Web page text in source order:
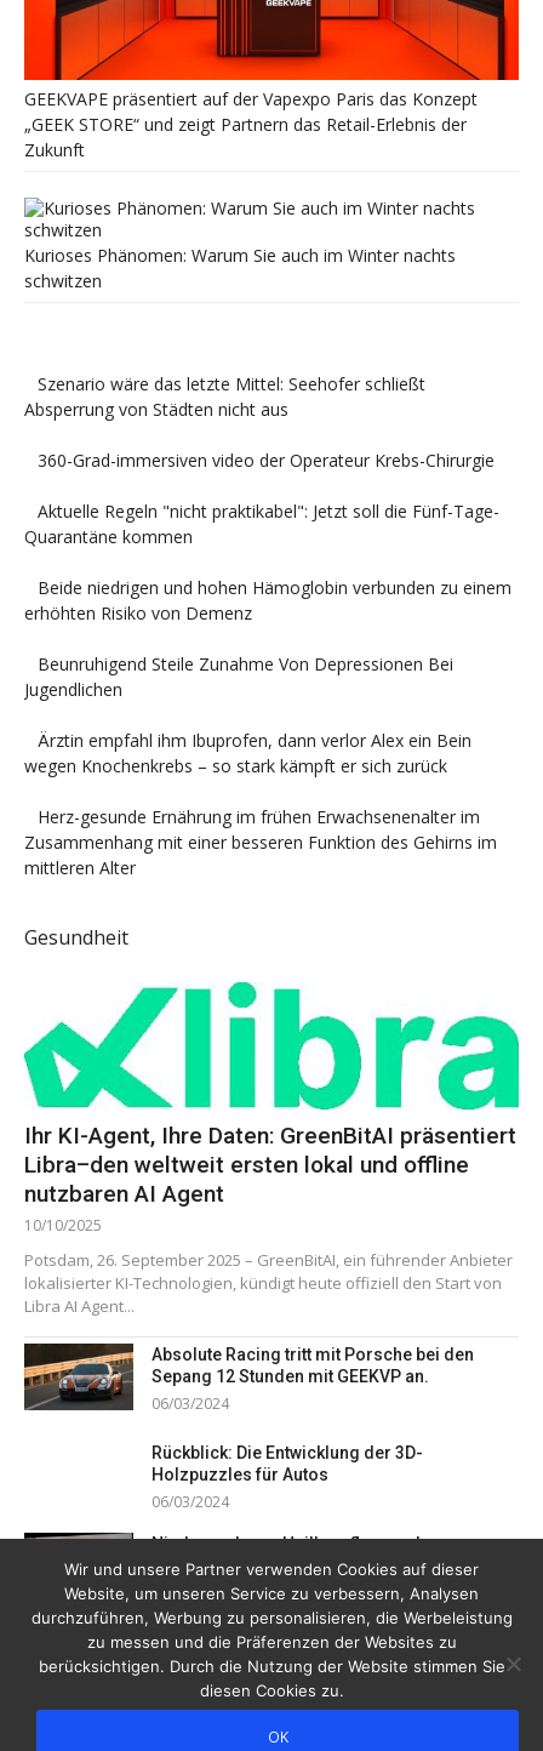
GEEKVAPE präsentiert auf der Vapexpo Paris das Konzept
„GEEK STORE“ und zeigt Partnern das Retail-Erlebnis der
Zukunft
Kurioses Phänomen: Warum Sie auch im Winter nachts
schwitzen
Szenario wäre das letzte Mittel: Seehofer schließt
Absperrung von Städten nicht aus
360-Grad-immersiven video der Operateur Krebs-Chirurgie
Aktuelle Regeln "nicht praktikabel": Jetzt soll die Fünf-Tage-
Quarantäne kommen
Beide niedrigen und hohen Hämoglobin verbunden zu einem
erhöhten Risiko von Demenz
Beunruhigend Steile Zunahme Von Depressionen Bei
Jugendlichen
Ärztin empfahl ihm Ibuprofen, dann verlor Alex ein Bein
wegen Knochenkrebs – so stark kämpft er sich zurück
Herz-gesunde Ernährung im frühen Erwachsenenalter im
Zusammenhang mit einer besseren Funktion des Gehirns im
mittleren Alter
Gesundheit
Ihr KI-Agent, Ihre Daten: GreenBitAI präsentiert
Libra–den weltweit ersten lokal und offline
nutzbaren AI Agent
10/10/2025
Potsdam, 26. September 2025 – GreenBitAI, ein führender Anbieter
lokalisierter KI-Technologien, kündigt heute offiziell den Start von
Libra AI Agent...
Absolute Racing tritt mit Porsche bei den
Sepang 12 Stunden mit GEEKVP an.
06/03/2024
Rückblick: Die Entwicklung der 3D-
Holzpuzzles für Autos
06/03/2024
Niedersachsen: Heilberufler senden
gemeinsamem Notruf
19/12/2023
Wir und unsere Partner verwenden Cookies auf dieser
Website, um unseren Service zu verbessern, Analysen
durchzuführen, Werbung zu personalisieren, die Werbeleistung
zu messen und die Präferenzen der Websites zu
berücksichtigen. Durch die Nutzung der Website stimmen Sie
diesen Cookies zu.
OK